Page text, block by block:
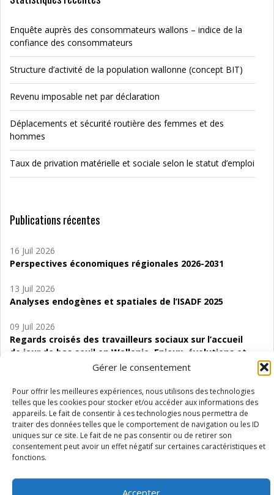
Gérer le consentement
Pour offrir les meilleures expériences, nous utilisons des technologies
telles que les cookies pour stocker et/ou accéder aux informations des
appareils. Le fait de consentir à ces technologies nous permettra de
traiter des données telles que le comportement de navigation ou les ID
uniques sur ce site. Le fait de ne pas consentir ou de retirer son
consentement peut avoir un effet négatif sur certaines caractéristiques et
fonctions.
Accepter
Enquête auprès des consommateurs wallons – indice de la
confiance des consommateurs
Structure d’activité de la population wallonne (concept BIT)
Revenu imposable net par déclaration
Déplacements et sécurité routière des femmes et des
hommes
Taux de privation matérielle et sociale selon le statut d’emploi
Publications récentes
16 Juil 2026
Perspectives économiques régionales 2026-2031
13 Juil 2026
Analyses endogènes et spatiales de l’ISADF 2025
09 Juil 2026
Regards croisés des travailleurs sociaux sur l’accueil
de jour de bas seuil en Wallonie. Enjeux, évolutions et
06 Juil 2026
Étude d’évaluabilité des Structures
d’accompagnement à l’autocréation d’emploi (SAACE)
01 Juil 2026
Pénurie du personnel infirmier :quels indicateurs
Wallonie ?